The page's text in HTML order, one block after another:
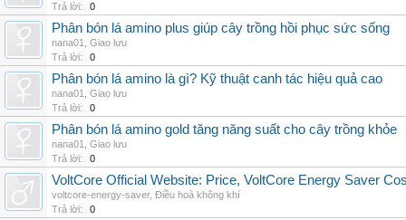
Trả lời:
0
Phân bón lá amino plus giúp cây trồng hồi phục sức sống
nana01
Giao lưu
Trả lời:
0
Phân bón lá amino là gì? Kỹ thuật canh tác hiệu quả cao
nana01
Giao lưu
Trả lời:
0
Phân bón lá amino gold tăng năng suất cho cây trồng khỏe
nana01
Giao lưu
Trả lời:
0
VoltCore Official Website: Price, VoltCore Energy Saver
voltcore-energy-saver, Điều hoà không khí
Trả lời:
0